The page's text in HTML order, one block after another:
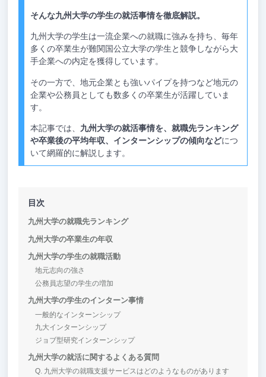
そんな九州大学の学生の就活事情を徹底解説。
九州大学の学生は一流企業への就職に強みを持ち、毎年
多くの卒業生が難関国公立大学の学生と競争しながら大
手企業への内定を獲得しています。
その一方で、地元企業とも強いパイプを持つなど地元の
企業や公務員としても数多くの卒業生が活躍していま
す。
本記事では、 九州大学の就活事情を、就職先ランキング
や卒業後の平均年収、インターンシップの傾向などにつ
いて網羅的に解説します。
目次
九州大学の就職先ランキング
九州大学の卒業生の年収
九州大学の学生の就職活動
地元志向の強さ
公務員志望の学生の増加
九州大学の学生のインターン事情
一般的なインターンシップ
九大インターンシップ
ジョブ型研究インターンシップ
九州大学の就活に関するよくある質問
Q. 九州大学の就職支援サービスはどのようなものがあります